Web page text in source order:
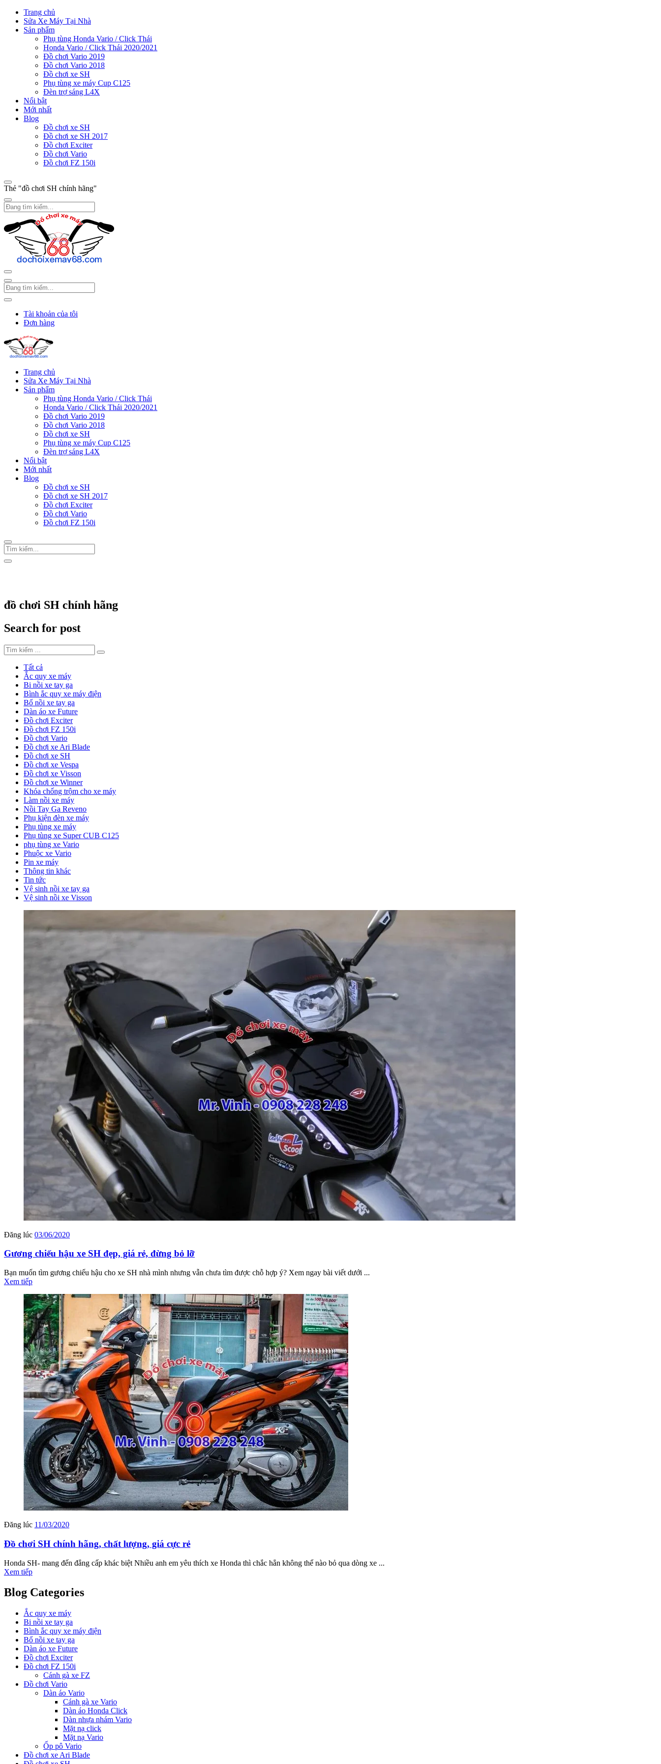
Trang chủ
Sửa Xe Máy Tại Nhà
Sản phẩm
Phụ tùng Honda Vario / Click Thái
Honda Vario / Click Thái 2020/2021
Đồ chơi Vario 2019
Đồ chơi Vario 2018
Đồ chơi xe SH
Phụ tùng xe máy Cup C125
Đèn trợ sáng L4X
Nổi bật
Mới nhất
Blog
Đồ chơi xe SH
Đồ chơi xe SH 2017
Đồ chơi Exciter
Đồ chơi Vario
Đồ chơi FZ 150i
Thẻ "đồ chơi SH chính hãng"
Tài khoản của tôi
Đơn hàng
Trang chủ
Sửa Xe Máy Tại Nhà
Sản phẩm
Phụ tùng Honda Vario / Click Thái
Honda Vario / Click Thái 2020/2021
Đồ chơi Vario 2019
Đồ chơi Vario 2018
Đồ chơi xe SH
Phụ tùng xe máy Cup C125
Đèn trợ sáng L4X
Nổi bật
Mới nhất
Blog
Đồ chơi xe SH
Đồ chơi xe SH 2017
Đồ chơi Exciter
Đồ chơi Vario
Đồ chơi FZ 150i
đồ chơi SH chính hãng
Search for post
Tất cả
Ắc quy xe máy
Bi nồi xe tay ga
Bình ắc quy xe máy điện
Bố nồi xe tay ga
Dàn áo xe Future
Đồ chơi Exciter
Đồ chơi FZ 150i
Đồ chơi Vario
Đồ chơi xe Ari Blade
Đồ chơi xe SH
Đồ chơi xe Vespa
Đồ chơi xe Visson
Đồ chơi xe Winner
Khóa chống trộm cho xe máy
Làm nồi xe máy
Nồi Tay Ga Reveno
Phụ kiện đèn xe máy
Phụ tùng xe máy
Phụ tùng xe Super CUB C125
phụ tùng xe Vario
Phuộc xe Vario
Pin xe máy
Thông tin khác
Tin tức
Vệ sinh nồi xe tay ga
Vệ sinh nồi xe Visson
Đăng lúc 03/06/2020
Gương chiếu hậu xe SH đẹp, giá rẻ, đừng bỏ lỡ
Bạn muốn tìm gương chiếu hậu cho xe SH nhà mình nhưng vẫn chưa tìm được chỗ hợp ý? Xem ngay bài viết dưới ...
Xem tiếp
Đăng lúc 11/03/2020
Đồ chơi SH chính hãng, chất lượng, giá cực rẻ
Honda SH- mang đến đẳng cấp khác biệt Nhiều anh em yêu thích xe Honda thì chắc hẳn không thể nào bỏ qua dòng xe ...
Xem tiếp
Blog Categories
Ắc quy xe máy
Bi nồi xe tay ga
Bình ắc quy xe máy điện
Bố nồi xe tay ga
Dàn áo xe Future
Đồ chơi Exciter
Đồ chơi FZ 150i
Cánh gà xe FZ
Đồ chơi Vario
Dàn áo Vario
Cánh gà xe Vario
Dàn áo Honda Click
Dàn nhựa nhám Vario
Mặt nạ click
Mặt nạ Vario
Ốp pô Vario
Đồ chơi xe Ari Blade